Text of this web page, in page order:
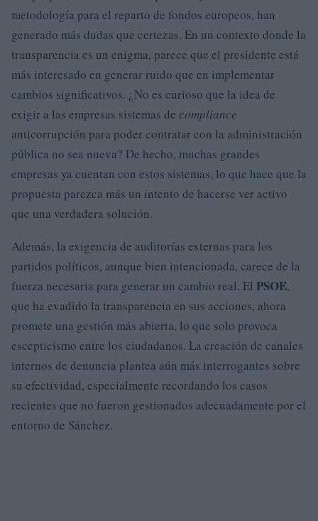
metodología para el reparto de fondos europeos, han
generado más dudas que certezas. En un contexto donde la
transparencia es un enigma, parece que el presidente está
más interesado en generar ruido que en implementar
cambios significativos. ¿No es curioso que la idea de
exigir a las empresas sistemas de compliance
anticorrupción para poder contratar con la administración
pública no sea nueva? De hecho, muchas grandes
empresas ya cuentan con estos sistemas, lo que hace que la
propuesta parezca más un intento de hacerse ver activo
que una verdadera solución.
Además, la exigencia de auditorías externas para los
partidos políticos, aunque bien intencionada, carece de la
fuerza necesaria para generar un cambio real. El PSOE,
que ha evadido la transparencia en sus acciones, ahora
promete una gestión más abierta, lo que solo provoca
escepticismo entre los ciudadanos. La creación de canales
internos de denuncia plantea aún más interrogantes sobre
su efectividad, especialmente recordando los casos
recientes que no fueron gestionados adecuadamente por el
entorno de Sánchez.